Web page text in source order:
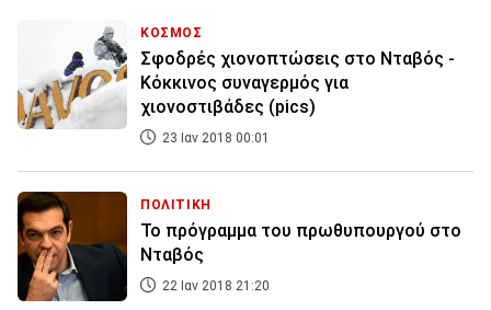
ΚΟΣΜΟΣ
Σφοδρές χιονοπτώσεις στο Νταβός -
Κόκκινος συναγερμός για
χιονοστιβάδες (pics)
23 Ιαν 2018 00:01
ΠΟΛΙΤΙΚΗ
Το πρόγραμμα του πρωθυπουργού στο
Νταβός
22 Ιαν 2018 21:20